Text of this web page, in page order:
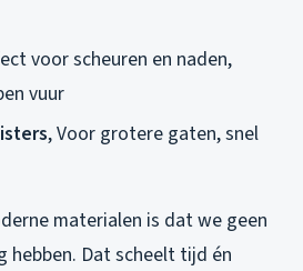
voor scheuren en naden,
vuur
, Voor grotere gaten, snel
materialen is dat we geen
hebben. Dat scheelt tijd én